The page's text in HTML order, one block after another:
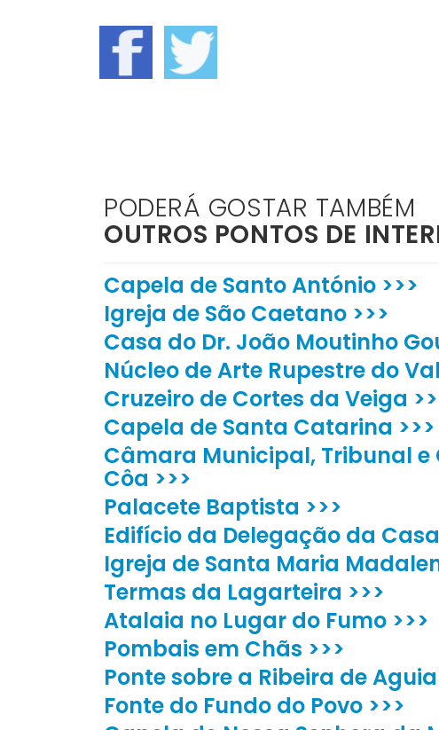
PODERÁ GOSTAR TAMBÉM
OUTROS PONTOS DE
Capela de Santo António >>>
Igreja de São Caetano >>>
Casa do Dr. João Moutinho
Núcleo de Arte Rupestre do
Cruzeiro de Cortes da Veiga
Capela de Santa Catarina >>>
Câmara Municipal, Tribunal e
Côa >>>
Palacete Baptista >>>
Edifício da Delegação da
Igreja de Santa Maria
Termas da Lagarteira >>>
Atalaia no Lugar do Fumo >>>
Pombais em Chãs >>>
Ponte sobre a Ribeira de
Fonte do Fundo do Povo >>>